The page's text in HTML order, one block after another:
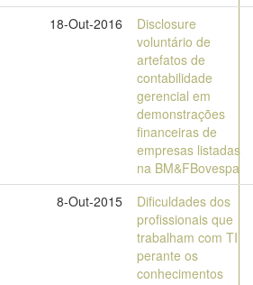
18-Out-2016
Disclosure
voluntário de
artefatos de
contabilidade
gerencial em
demonstrações
financeiras de
empresas listadas
na BM&FBovespa
8-Out-2015
Dificuldades dos
profissionais que
trabalham com TI
perante os
conhecimentos